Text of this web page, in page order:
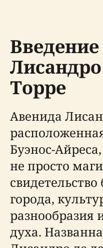
Торре
Авенидa
Буэнос-
не просто
города,
разнообразия
духа.